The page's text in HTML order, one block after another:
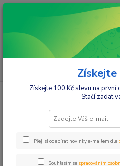
Muži Pánská pyžama
Nadměrná
Nadměrná pánská šortky
Získejte
Získejte 100 Kč slevu na první
Stačí zadat
Přeji si odebírat novinky e-mailem dle
Souhlasím se zpracováním